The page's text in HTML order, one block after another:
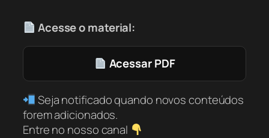
Acesse o material:
Acessar PDF
Seja notificado quando novos conteúdos
forem adicionados.
Entre no nosso canal